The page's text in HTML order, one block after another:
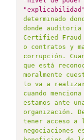
"explicabilidad"
determinado
donde
Certified Fraud
o contratos y
corrupción.
que está
moralmente
lo va a
cuando
estamos ante
organización.
tener acceso a
negociaciones